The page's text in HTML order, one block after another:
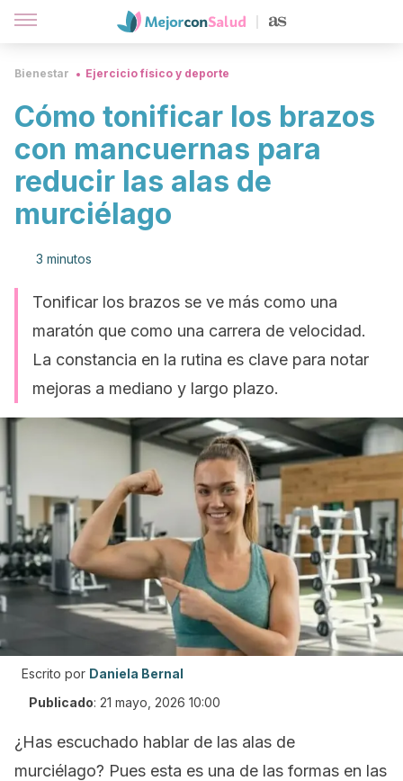
Bienestar Ejercicio físico y deporte
Cómo tonificar los brazos
con mancuernas para
reducir las alas de
murciélago
3 minutos
Tonificar los brazos se ve más como una
maratón que como una carrera de velocidad.
La constancia en la rutina es clave para notar
mejoras a mediano y largo plazo.
Escrito por Daniela Bernal
Publicado: 21 mayo, 2026 10:00
¿Has escuchado hablar de las alas de
murciélago? Pues esta es una de las formas en las